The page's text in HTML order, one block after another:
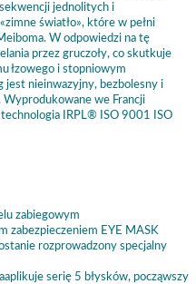
jednolitych i
światło», które w pełni
W odpowiedzi na tę
przez gruczoły, co skutkuje
łzowego i stopniowym
jest nieinwazyjny, bezbolesny i
Wyprodukowane we Francji
IRPL® ISO 9001 ISO
zabiegowym
zabezpieczeniem EYE MASK
rozprowadzony specjalny
serię 5 błysków, począwszy